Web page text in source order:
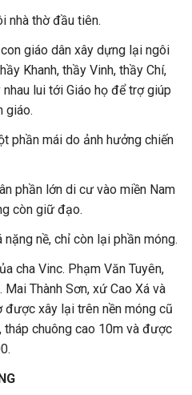
nhà thờ đầu tiên.
giáo dân xây dựng lại ngôi
Khanh, thầy Vinh, thầy Chí,
lui tới Giáo họ để trợ giúp
giáo.
phần mái do ảnh hưởng chiến
phần lớn di cư vào miền Nam
còn giữ đạo.
nề, chỉ còn lại phần móng.
cha Vinc. Phạm Văn Tuyên,
Thành Sơn, xứ Cao Xá và
được xây lại trên nền móng cũ
tháp chuông cao 10m và được